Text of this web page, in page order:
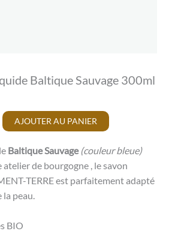
Baltique Sauvage 300ml
AJOUTER AU PANIER
Baltique Sauvage (couleur bleue)
de bourgogne , le savon
TERRE est parfaitement adapté
peau.
BIO